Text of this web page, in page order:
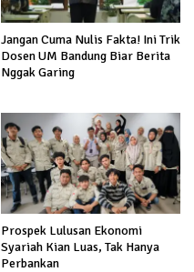
Jangan Cuma Nulis Fakta! Ini Trik
Dosen UM Bandung Biar Berita
Nggak Garing
Prospek Lulusan Ekonomi
Syariah Kian Luas, Tak Hanya
Perbankan